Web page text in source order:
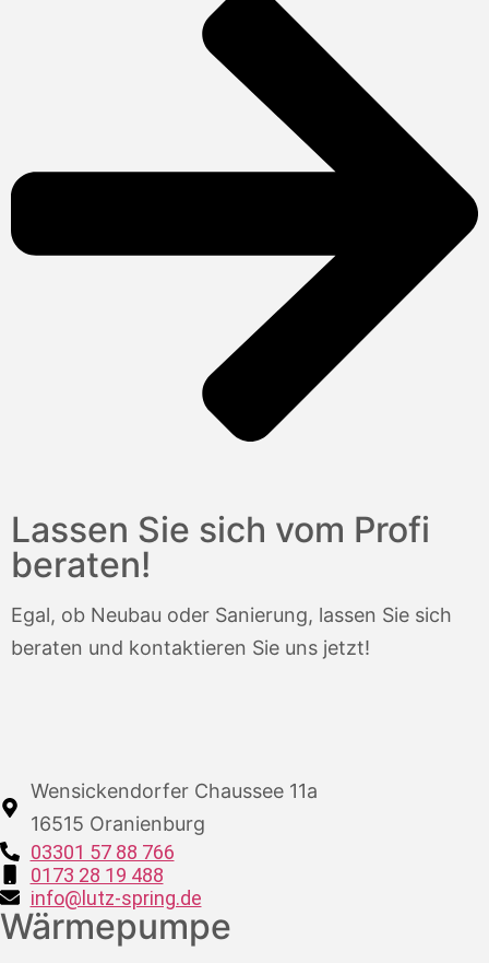
Lassen Sie sich vom Profi
beraten!
Egal, ob Neubau oder Sanierung, lassen Sie sich
beraten und kontaktieren Sie uns jetzt!
Wensickendorfer Chaussee 11a
16515 Oranienburg
03301 57 88 766
0173 28 19 488
info@lutz-spring.de
Wärmepumpe